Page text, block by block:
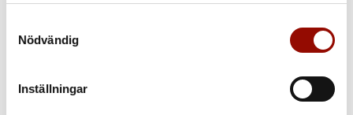
Nödvändig
Inställningar
149. LOTHAR SCHREYER
UTROP